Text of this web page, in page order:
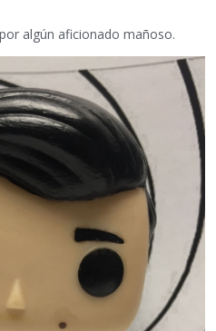
algún aficionado mañoso.